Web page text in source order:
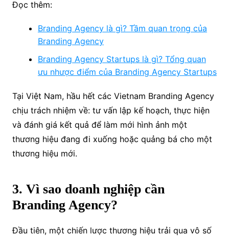
Đọc thêm:
Branding Agency là gì? Tầm quan trọng của
Branding Agency
Branding Agency Startups là gì? Tổng quan
ưu nhược điểm của Branding Agency Startups
Tại Việt Nam, hầu hết các Vietnam Branding Agency
chịu trách nhiệm về: tư vấn lập kế hoạch, thực hiện
và đánh giá kết quả để làm mới hình ảnh một
thương hiệu đang đi xuống hoặc quảng bá cho một
thương hiệu mới.
3. Vì sao doanh nghiệp cần
Branding Agency?
Đầu tiên, một chiến lược thương hiệu trải qua vô số